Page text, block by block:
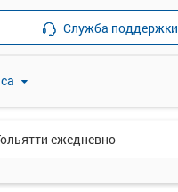
Служба поддержки
ежедневно